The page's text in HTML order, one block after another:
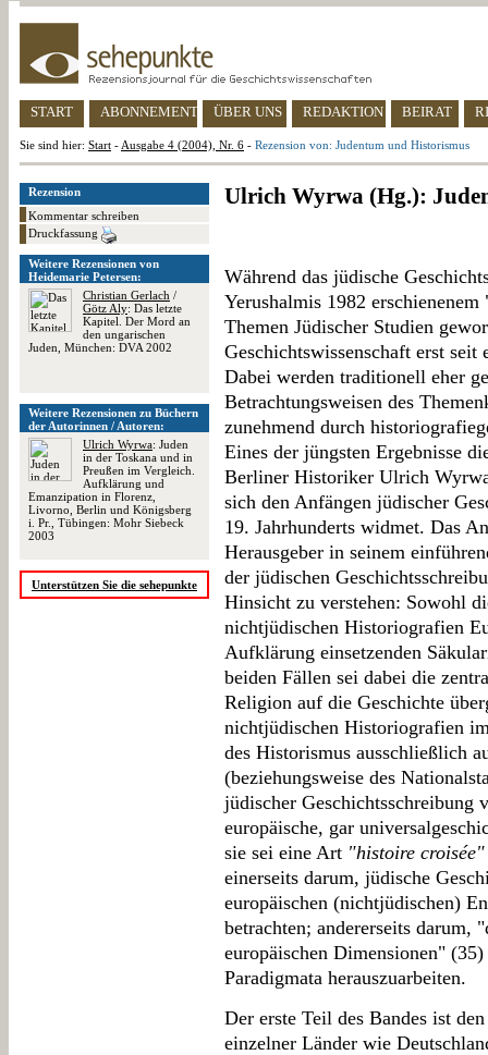
START ABONNEMENT ÜBER UNS REDAKTION BEIRAT
Sie sind hier: Start - Ausgabe 4 (2004), Nr. 6 - Rezension von: Judentum und Historismus
Rezension
Kommentar schreiben
Druckfassung
Weitere Rezensionen von
Heidemarie Petersen:
Christian Gerlach /
Götz Aly: Das letzte
Kapitel. Der Mord an
den ungarischen
Juden, München: DVA 2002
Weitere Rezensionen zu Büchern
der Autorinnen / Autoren:
Ulrich Wyrwa: Juden
in der Toskana und in
Preußen im Vergleich.
Aufklärung und
Emanzipation in Florenz,
Livorno, Berlin und Königsberg
i. Pr., Tübingen: Mohr Siebeck
2003
Unterstützen Sie die sehepunkte
Ulrich Wyrwa (Hg.):
Während das jüdische
Yerushalmis 1982
Themen Jüdischer Studien
Geschichtswissenschaft erst
Dabei werden traditionell eher
Betrachtungsweisen des
zunehmend durch
Eines der jüngsten Ergebnisse
Berliner Historiker Ulrich
sich den Anfängen jüdischer
19. Jahrhunderts widmet. Das
Herausgeber in seinem
der jüdischen
Hinsicht zu verstehen: Sowohl
nichtjüdischen Historiografien
Aufklärung einsetzenden
beiden Fällen sei dabei die
Religion auf die Geschichte
nichtjüdischen Historiografien
des Historismus ausschließlich
(beziehungsweise des
jüdischer Geschichtsschreibung
europäische, gar
sie sei eine Art "histoire
einerseits darum, jüdische
europäischen (nichtjüdischen)
betrachten; andererseits darum,
europäischen Dimensionen"
Paradigmata herauszuarbeiten.
Der erste Teil des Bandes ist
einzelner Länder wie